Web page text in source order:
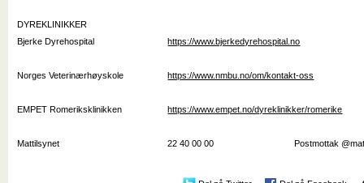
DYREKLINIKKER
Bjerke Dyrehospital
https://www.bjerkedyrehospital.no
Norges Veterinærhøyskole https://www.nmbu.no/om/kontakt-oss
EMPET Romeriksklinikken https://www.empet.no/dyreklinikker/romerike
Mattilsynet 22 40 00 00 Postmottak